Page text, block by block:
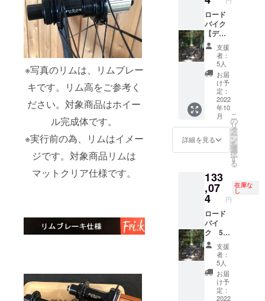
※写真のリムは、リムブレー
キです。リム高をご参考く
ださい。対象商品はホイー
ル完成体です。
※実行前の為、リムはイメー
ジです。対象商品リムは
マットクリア仕様です。
由でも
無効と
なりま
す。お
気を付
けくだ
さい。
・転売
などで
利益得
ること
を防ぐ
ため譲
渡は禁
止で
す。
捩じら
ない組
み方で
す。 ※
イメー
ジ写真
は、リ
ム高の
選択で
ご参考
にして
くださ
い。 ※
対象製
品のリ
ムは写
真と異
合がご
ざいま
す。 ※
ホイー
ル完成
組で
す。車
体、タ
イヤ、
チュー
ブなど
付属品
以外は
含まれ
トクリ
ア仕上
げ）
F:20H/
R24H
SAPIM
:CX-
RAY
black
（開放
組） 真
鍮ニッ
プル：
黒 付属
品：
GOKIS
O®カー
イック
リリー
ス・チ
タン
シャフ
ト、
カーボ
ン
シュー
※開放組
みは、
スポー
クがク
ロスす
ロード
バイク
【ディ
スクブ
レー
キ】仕
様カー
ボンホ
イール
35%off
+送料
通常販
売価格
201344
円税込
※2022.6
カーボ
ンリム
700c（
UDマッ
トクリ
ア仕上
げ）
F:24H/
R24H
SAPIM
:CX-
RAY
black（
開放
支援
者：
5人
お届
け予
定：
2022
年10
月
詳細を見る
こ
の
リ
タ
ー
ン
を
選
択
す
る
133
,07
4 円
在庫な
し
ロード
バイ
ク 50
ｍｍハ
イト
【ディ
スクブ
レー
キ】仕
様カー
支援
者：
5人
お届
け予
定：
2022